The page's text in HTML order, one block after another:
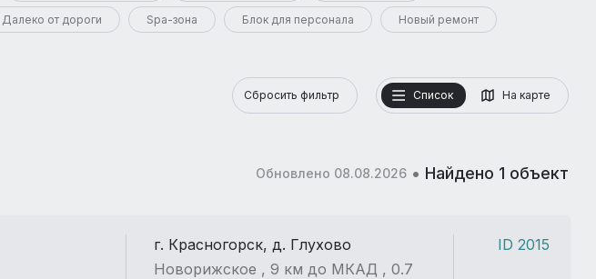
Далеко от дороги Spa-зона Блок для персонала Новый ремонт
Список На карте
Сбросить фильтр
Обновлено 08.08.2026 • Найдено 1 объект
г. Красногорск, д. Глухово
Новорижское , 9 км до МКАД , 0.7
ID 2015